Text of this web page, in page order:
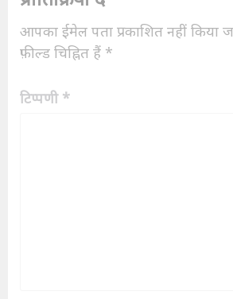
आपका ईमेल पता प्रकाशित नहीं किया
फ़ील्ड चिह्नित हैं *
टिप्पणी *